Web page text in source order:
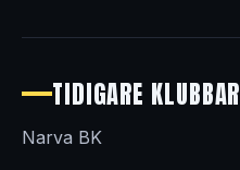
TIDIGARE KLUBBAR
Narva BK